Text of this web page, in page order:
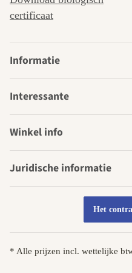
certificaat
Informatie
Interessante
Winkel info
Juridische informatie
Het
* Alle prijzen incl. wettelijke